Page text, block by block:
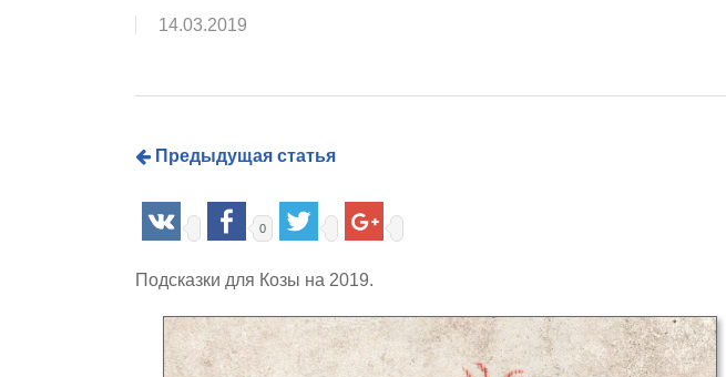
14.03.2019
Предыдущая статья
0
Подсказки для Козы на 2019.